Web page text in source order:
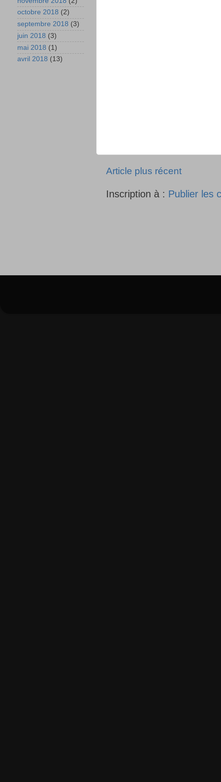
Article plus récent
Inscription à : Publier les
octobre 2018 (2)
septembre 2018 (3)
juin 2018 (3)
mai 2018 (1)
avril 2018 (13)